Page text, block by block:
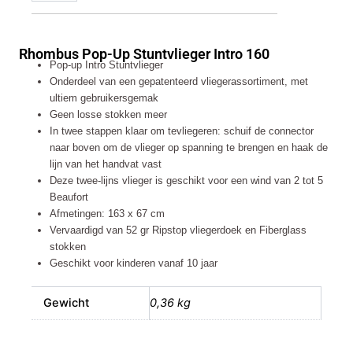
Intro
160
aantal
Rhombus Pop-Up Stuntvlieger Intro 160
Pop-up Intro Stuntvlieger
Onderdeel van een gepatenteerd vliegerassortiment, met
ultiem gebruikersgemak
Geen losse stokken meer
In twee stappen klaar om tevliegeren: schuif de connector
naar boven om de vlieger op spanning te brengen en haak de
lijn van het handvat vast
Deze twee-lijns vlieger is geschikt voor een wind van 2 tot 5
Beaufort
Afmetingen: 163 x 67 cm
Vervaardigd van 52 gr Ripstop vliegerdoek en Fiberglass
stokken
Geschikt voor kinderen vanaf 10 jaar
Gewicht 0,36 kg